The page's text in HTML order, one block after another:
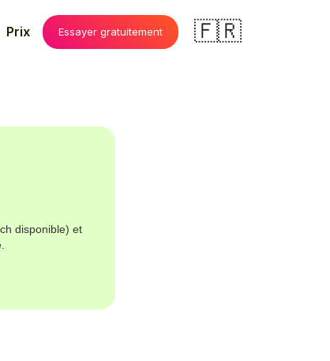
Prix Essayer gratuitement 🇫🇷
disponible) et